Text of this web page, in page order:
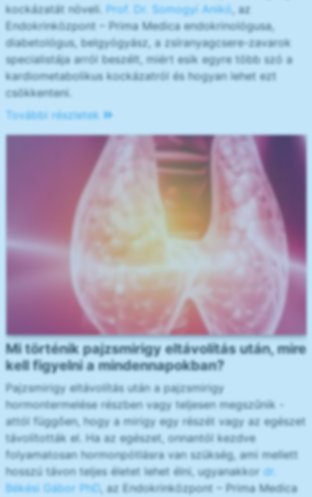
kockázatát növeli. Prof. Dr. Somogyi Anikó, az
Endokrinközpont – Prima Medica endokrinológusa,
diabetológus, belgyógyász, a zsíranyagcsere-zavarok
specialistája arról beszélt, miért esik egyre több szó a
kardiometabolikus kockázatról és hogyan lehet ezt
csökkenteni.
További részletek
Mi történik pajzsmirigy eltávolítás után, mire
kell figyelni a mindennapokban?
Pajzsmirigy eltávolítás után a pajzsmirigy
hormontermelése részben vagy teljesen megszűnik -
attól függően, hogy a mirigy egy részét vagy az egészet
távolították el. Ha az egészet, onnantól kezdve
folyamatosan hormonpótlásra van szükség, ami mellett
hosszú távon teljes életet lehet élni, ugyanakkor dr.
Békési Gábor PhD
, az Endokrinközpont – Prima Medica